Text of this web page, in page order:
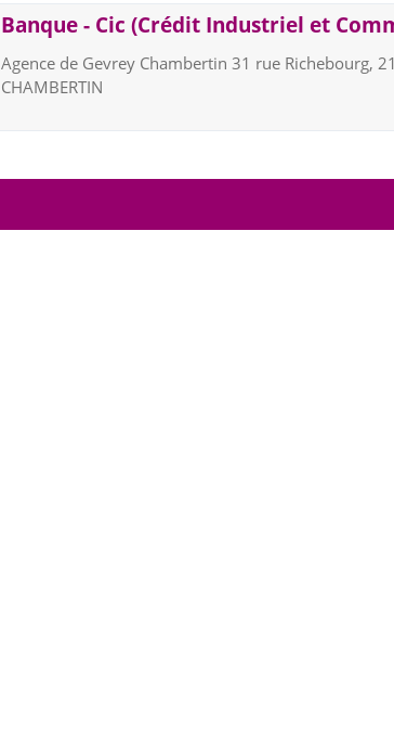
Banque - Cic (Crédit Industriel et
Agence de Gevrey Chambertin 31 rue Richebourg,
CHAMBERTIN